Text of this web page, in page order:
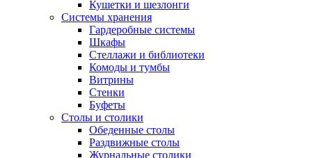
Кушетки и шезлонги
Системы хранения
Гардеробные системы
Шкафы
Стеллажи и библиотеки
Комоды и тумбы
Витрины
Стенки
Буфеты
Столы и столики
Обеденные столы
Раздвижные столы
Журнальные столики